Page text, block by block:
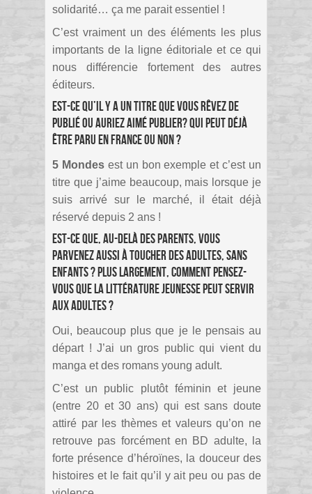
solidarité… ça me parait essentiel !
C’est vraiment un des éléments les plus
importants de la ligne éditoriale et ce qui
nous différencie fortement des autres
éditeurs.
Est-ce qu’il y a un titre que vous rêvez de
publié ou auriez aimé publier? Qui peut déjà
être paru en France ou non ?
5 Mondesest un bon exemple et c’est un
titre que j’aime beaucoup, mais lorsque je
suis arrivé sur le marché, il était déjà
réservé depuis 2 ans !
Est-ce que, au-delà des parents, vous
parvenez aussi à toucher des adultes, sans
enfants ? Plus largement, comment pensez-
vous que la littérature jeunesse peut servir
aux adultes ?
Oui, beaucoup plus que je le pensais au
départ ! J’ai un gros public qui vient du
manga et des romans young adult.
C’est un public plutôt féminin et jeune
(entre 20 et 30 ans) qui est sans doute
attiré par les thèmes et valeurs qu’on ne
retrouve pas forcément en BD adulte, la
forte présence d’héroïnes, la douceur des
histoires et le fait qu’il y ait peu ou pas de